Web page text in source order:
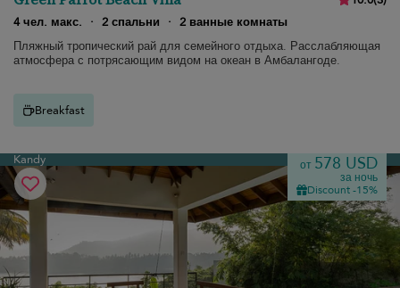
4 чел. макс.
· 2 спальни · 2 ванные комнаты
Пляжный тропический рай для семейного отдыха. Расслабляющая
атмосфера с потрясающим видом на океан в Амбалангоде.
Breakfast
Kandy от 578 USD
за ночь
Discount -15%